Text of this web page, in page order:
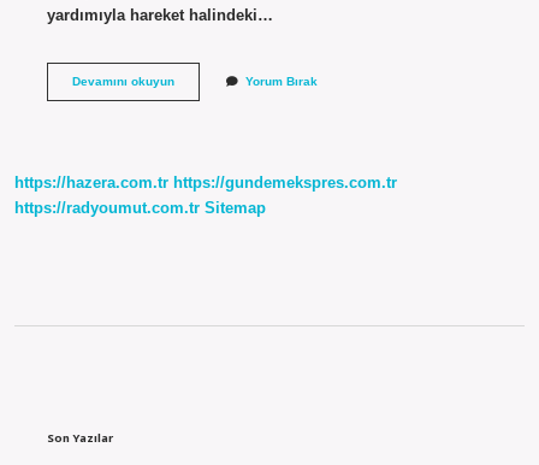
yardımıyla hareket halindeki…
Devamını okuyunDümen
Yorum Bırak
https://hazera.com.tr https://gundemekspres.com.tr
https://radyoumut.com.tr Sitemap
Son Yazılar